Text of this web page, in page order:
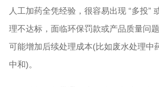
人工加药全凭经验，很容易出现 “多投”
理不达标，面临环保罚款或产品质量问
可能增加后续处理成本(比如废水处理中
中和)。